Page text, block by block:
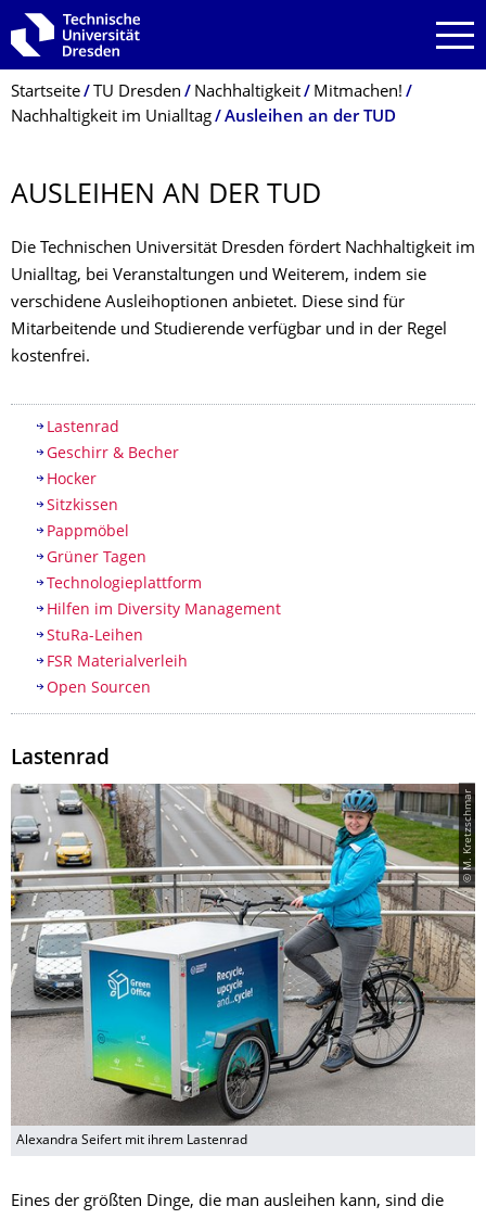
Zur Hauptnavigation springen
Zur Suche springen
Zum Inhalt springen
Breadcrumb-Menü
Startseite TU Dresden Nachhaltigkeit
Mitmachen!
Nachhaltigkeit im Unialltag
Ausleihen an der TUD
AUSLEIHEN AN DER TUD
Die Technischen Universität Dresden fördert Nachhaltigkeit im
Unialltag, bei Veranstaltungen und Weiterem, indem sie
verschidene Ausleihoptionen anbietet. Diese sind für
Mitarbeitende und Studierende verfügbar und in der Regel
kostenfrei.
Inhaltsverzeichnis
Lastenrad
Geschirr & Becher
Hocker
Sitzkissen
Pappmöbel
Grüner Tagen
Technologieplattform
Hilfen im Diversity Management
StuRa-Leihen
FSR Materialverleih
Open Sourcen
Lastenrad
© M. Kretzschmar
Alexandra Seifert mit ihrem Lastenrad
Eines der größten Dinge, die man ausleihen kann, sind die